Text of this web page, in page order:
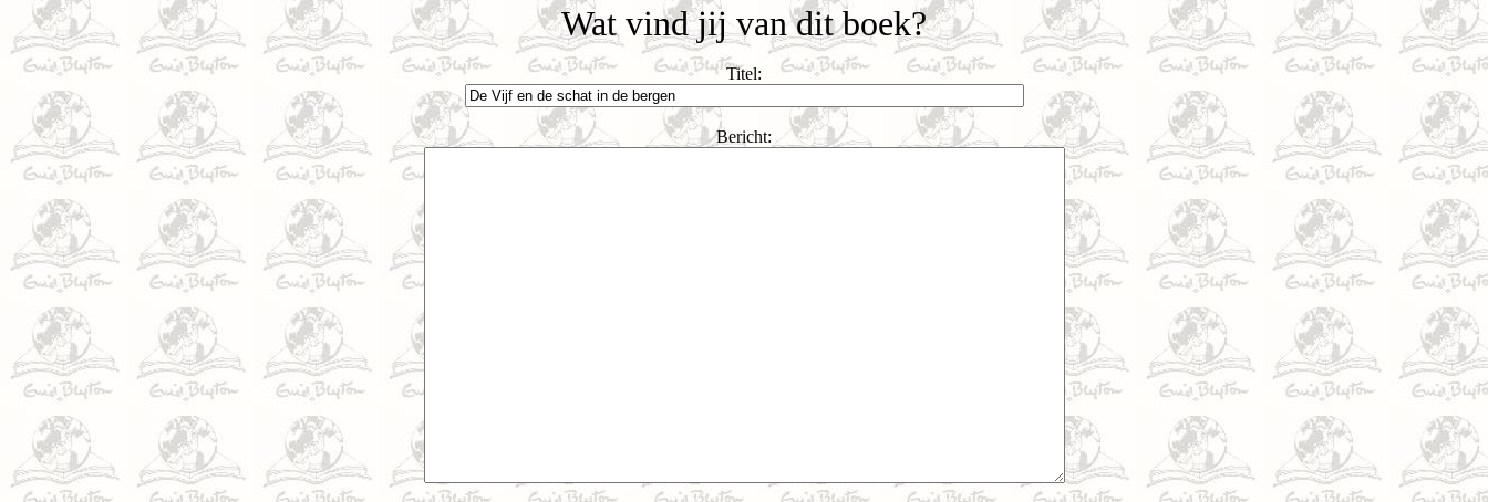
Wat vind jij van dit boek?
Titel:
Bericht: